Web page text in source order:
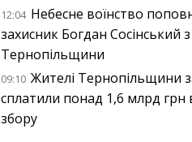
12:04 Небесне воїнство
захисник Богдан Сосінський з
Тернопільщини
09:10 Жителі Тернопільщини
сплатили понад 1,6 млрд грн
збору